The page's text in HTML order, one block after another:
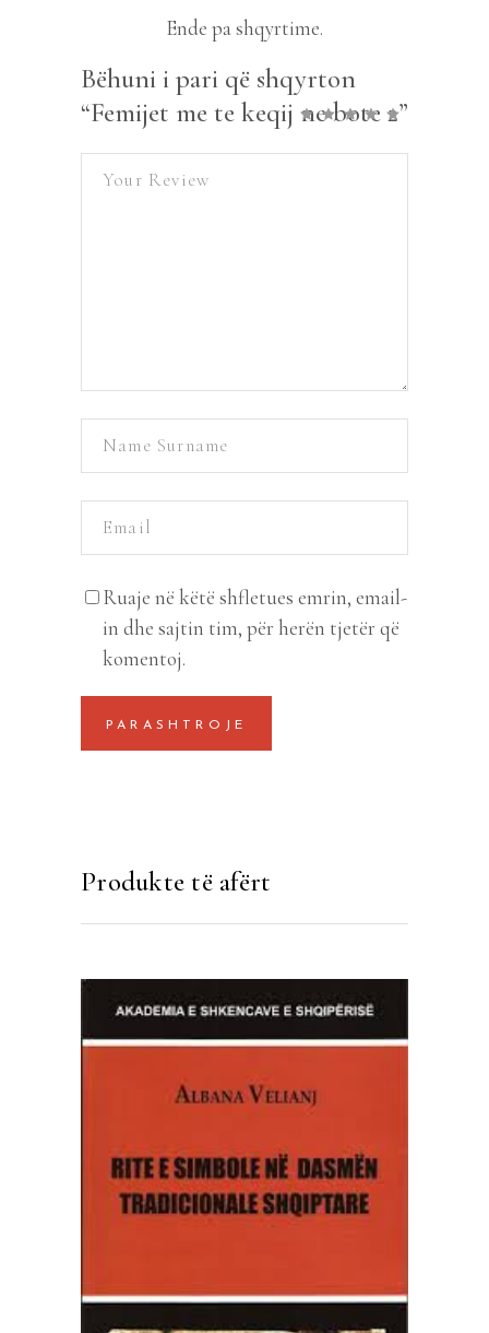
Ende pa shqyrtime.
Bëhuni i pari që shqyrton
“Femijet me te keqij ne bote 2”
Ruaje në këtë shfletues emrin, email-
in dhe sajtin tim, për herën tjetër që
komentoj.
Produkte të afërt
SHTOJE NË SHPORTË